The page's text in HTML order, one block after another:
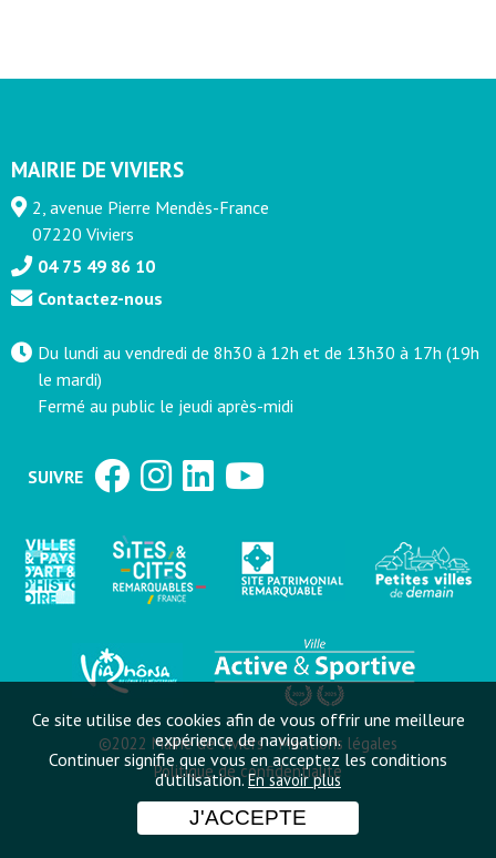
MAIRIE DE VIVIERS
2, avenue Pierre Mendès-France
07220 Viviers
04 75 49 86 10
Contactez-nous
Du lundi au vendredi de 8h30 à 12h et de 13h30 à 17h (19h
le mardi)
Fermé au public le jeudi après-midi
SUIVRE
©2022 Mairie de Viviers
Mentions légales
Politique de confidentialité
Ce site utilise des cookies afin de vous offrir une meilleure
expérience de navigation.
Continuer signifie que vous en acceptez les conditions
d'utilisation.En savoir plus
J'ACCEPTE